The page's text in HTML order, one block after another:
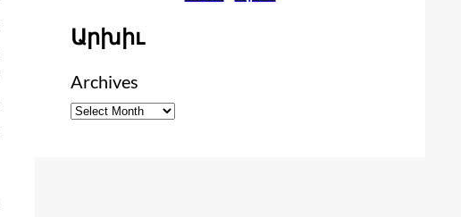
Արխիւ
Archives